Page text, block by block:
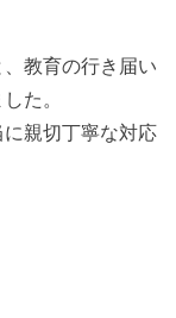
教育の行き届い
た。
親切丁寧な対応